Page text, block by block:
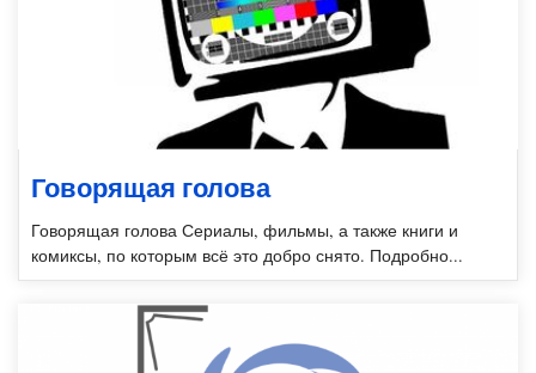
Говорящая голова
Говорящая голова Сериалы, фильмы, а также книги и
комиксы, по которым всё это добро снято. Подробно...